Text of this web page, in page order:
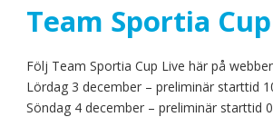
Team Sportia
Följ Team Sportia Cup Live här på
Lördag 3 december – preliminär starttid
Söndag 4 december – preliminär starttid